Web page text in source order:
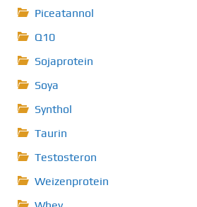
Piceatannol
Q10
Sojaprotein
Soya
Synthol
Taurin
Testosteron
Weizenprotein